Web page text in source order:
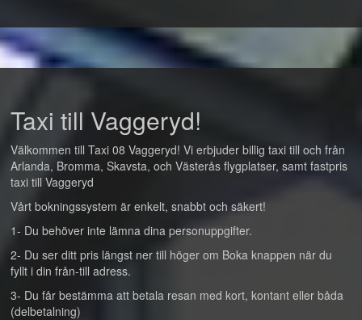
Taxi till Vaggeryd!
Välkommen till Taxi 08 Vaggeryd! Vi erbjuder billig taxi till och från
Arlanda, Bromma, Skavsta, och Västerås flygplatser, samt fastpris
taxi till Vaggeryd
Vårt bokningssystem är enkelt, snabbt och säkert!
1- Du behöver inte lämna dina personuppgifter.
2- Du ser ditt pris längst ner till höger om Boka knappen när du
fyllt i din från-till adress.
3- Du får bestämma att betala resan med kort, kontant eller båda
(delbetalning)